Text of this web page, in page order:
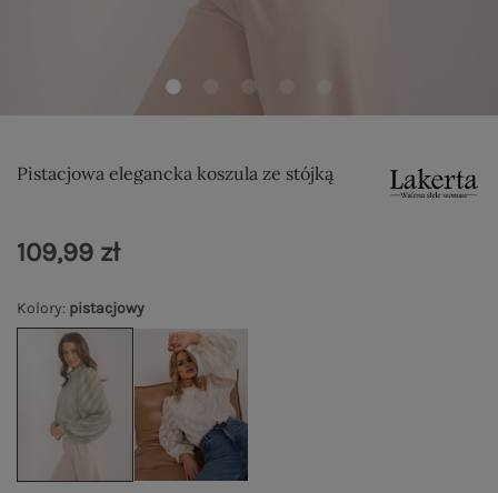
Pistacjowa elegancka koszula ze stójką
Kolory: pistacjowy
109,99 zł